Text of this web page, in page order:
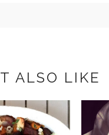
ALSO LIKE